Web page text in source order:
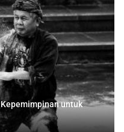
Kepemimpinan untuk